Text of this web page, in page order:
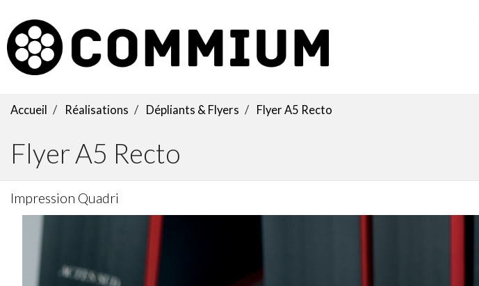
Accueil Réalisations Dépliants & Flyers Flyer A5 Recto
Flyer A5 Recto
Impression Quadri